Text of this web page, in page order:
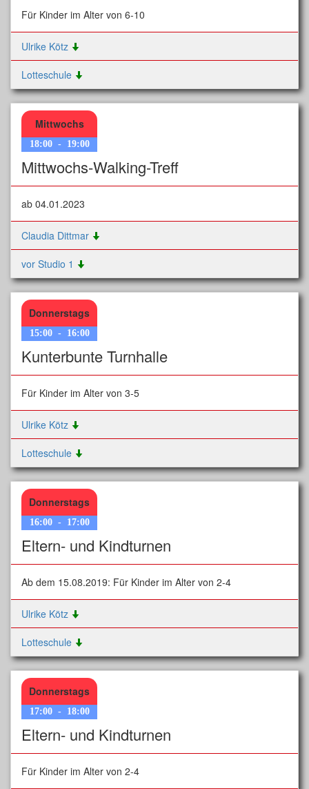
Für Kinder im Alter von 6-10
Ulrike Kötz
Lotteschule
Mittwochs
18:00 - 19:00
Mittwochs-Walking-Treff
ab 04.01.2023
Claudia Dittmar
vor Studio 1
Donnerstags
15:00 - 16:00
Kunterbunte Turnhalle
Für Kinder im Alter von 3-5
Ulrike Kötz
Lotteschule
Donnerstags
16:00 - 17:00
Eltern- und Kindturnen
Ab dem 15.08.2019: Für Kinder im Alter von 2-4
Ulrike Kötz
Lotteschule
Donnerstags
17:00 - 18:00
Eltern- und Kindturnen
Für Kinder im Alter von 2-4